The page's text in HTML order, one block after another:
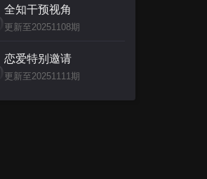
全知干预视角
更新至20251108期
恋爱特别邀请
更新至20251111期